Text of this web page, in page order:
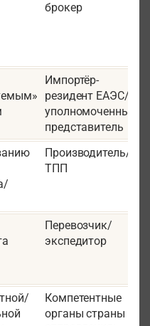
брокер
Импортёр-
резидент ЕАЭС/
уполномоченный
представитель
Производитель/
ТПП
Перевозчик/
экспедитор
Компетентные
органы страны